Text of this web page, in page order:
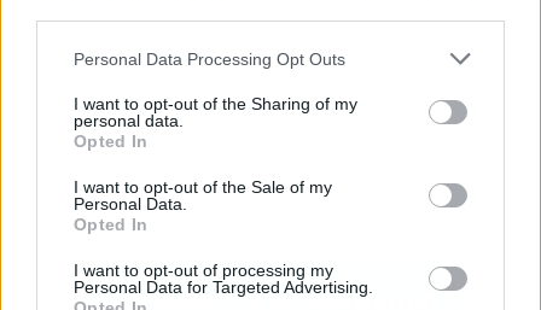
Personal Data Processing Opt Outs
I want to opt-out of the Sharing of my
personal data.
Opted In
I want to opt-out of the Sale of my
Personal Data.
Opted In
I want to opt-out of processing my
Personal Data for Targeted Advertising.